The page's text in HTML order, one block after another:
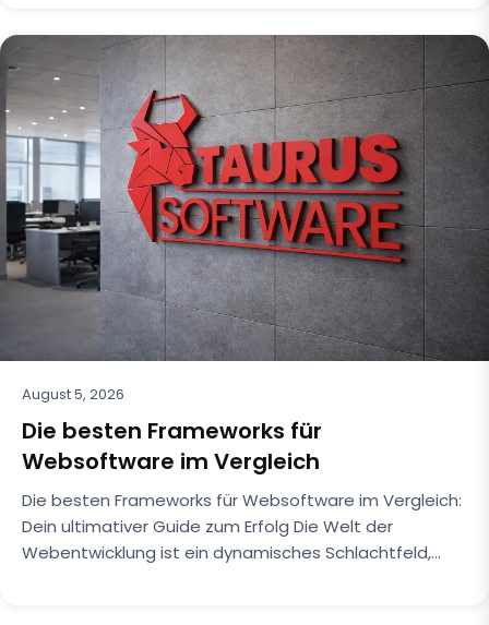
August 5, 2026
Die besten Frameworks für
Websoftware im Vergleich
Die besten Frameworks für Websoftware im Vergleich:
Dein ultimativer Guide zum Erfolg Die Welt der
Webentwicklung ist ein dynamisches Schlachtfeld,…